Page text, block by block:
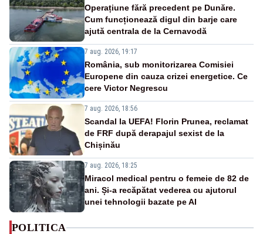
Operațiune fără precedent pe Dunăre.
Cum funcționează digul din barje care
ajută centrala de la Cernavodă
7 aug. 2026, 19:17
România, sub monitorizarea Comisiei
Europene din cauza crizei energetice. Ce
cere Victor Negrescu
7 aug. 2026, 18:56
Scandal la UEFA! Florin Prunea, reclamat
de FRF după derapajul sexist de la
Chișinău
7 aug. 2026, 18:25
Miracol medical pentru o femeie de 82 de
ani. Și-a recăpătat vederea cu ajutorul
unei tehnologii bazate pe AI
POLITICA